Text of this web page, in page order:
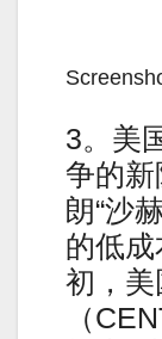
3。美
争的
朗“沙
的低成
初，
（